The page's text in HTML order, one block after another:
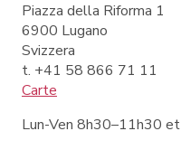
Piazza della Riforma 1
6900 Lugano
Svizzera
t. +41 58 866 71 11
Carte
Lun-Ven 8h30–11h30